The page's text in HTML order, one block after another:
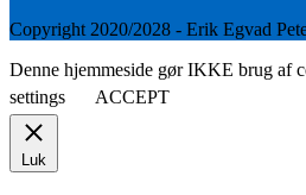
Copyright 2020/2028 - Erik Egvad
Denne hjemmeside gør IKKE brug af
settings
ACCEPT
Luk